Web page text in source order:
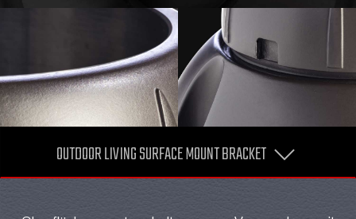
OUTDOOR LIVING SURFACE MOUNT BRACKET